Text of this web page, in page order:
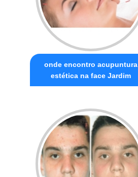
onde encontro acupuntura
estética na face Jardim